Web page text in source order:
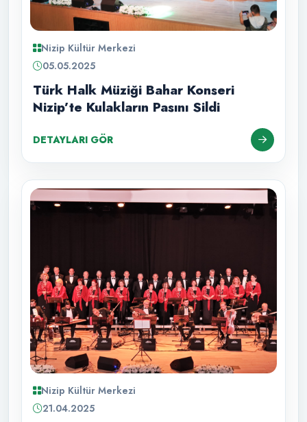
Nizip Kültür Merkezi
05.05.2025
Türk Halk Müziği Bahar Konseri
Nizip’te Kulakların Pasını Sildi
DETAYLARI GÖR
Nizip Kültür Merkezi
21.04.2025